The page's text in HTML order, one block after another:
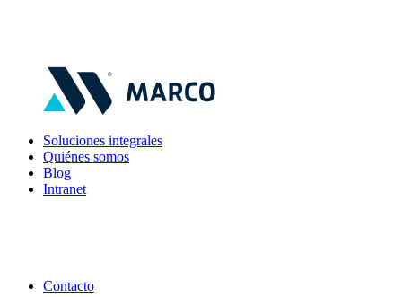
Soluciones integrales
Quiénes somos
Blog
Intranet
Contacto